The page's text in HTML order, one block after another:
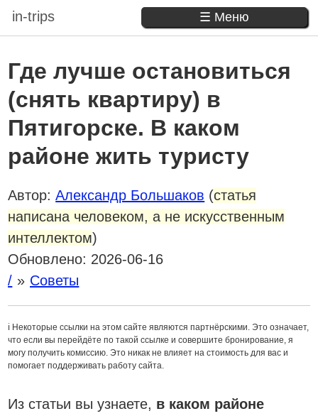
in-trips ☰ Меню
Где лучше остановиться
(снять квартиру) в
Пятигорске. В каком
районе жить туристу
Автор:Александр Большаков (статья
написана человеком, а не искусственным
интеллектом)
Обновлено: 2026-06-16
/
Советы
ℹ️ Некоторые ссылки на этом сайте являются партнёрскими. Это означает,
что если вы перейдёте по такой ссылке и совершите бронирование, я
могу получить комиссию. Это никак не влияет на стоимость для вас и
помогает поддерживать работу сайта.
Из статьи вы узнаете, в каком районе